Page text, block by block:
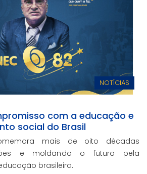
NOTÍCIAS
com a educação e
social do Brasil
mais de oito décadas
e moldando o futuro pela
brasileira.